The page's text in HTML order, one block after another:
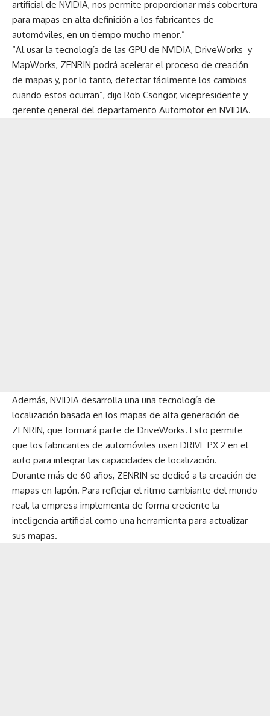
artificial de NVIDIA, nos permite proporcionar más cobertura
para mapas en alta definición a los fabricantes de
automóviles, en un tiempo mucho menor.”
“Al usar la tecnología de las GPU de NVIDIA, DriveWorks y
MapWorks, ZENRIN podrá acelerar el proceso de creación
de mapas y, por lo tanto, detectar fácilmente los cambios
cuando estos ocurran”, dijo Rob Csongor, vicepresidente y
gerente general del departamento Automotor en NVIDIA.
Además, NVIDIA desarrolla una una tecnología de
localización basada en los mapas de alta generación de
ZENRIN, que formará parte de DriveWorks. Esto permite
que los fabricantes de automóviles usen DRIVE PX 2 en el
auto para integrar las capacidades de localización.
Durante más de 60 años, ZENRIN se dedicó a la creación de
mapas en Japón. Para reflejar el ritmo cambiante del mundo
real, la empresa implementa de forma creciente la
inteligencia artificial como una herramienta para actualizar
sus mapas.